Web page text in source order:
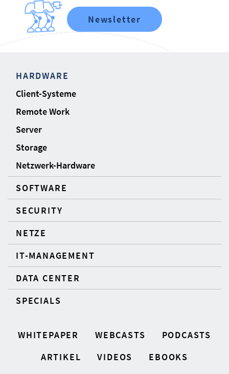
Newsletter
HARDWARE
Client-Systeme
Remote Work
Server
Storage
Netzwerk-Hardware
SOFTWARE
SECURITY
NETZE
IT-MANAGEMENT
DATA CENTER
SPECIALS
WHITEPAPER WEBCASTS
PODCASTS
ARTIKEL
VIDEOS EBOOKS